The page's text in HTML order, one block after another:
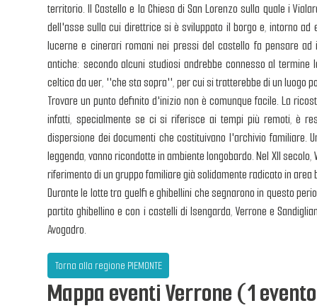
territorio. Il Castello e la Chiesa di San Lorenzo sulla quale i
dell'asse sulla cui direttrice si è sviluppato il borgo e, intorno
lucerne e cinerari romani nei pressi del castello fa pensare
antiche: secondo alcuni studiosi andrebbe connesso al
celtica da uer, ''che sta sopra'', per cui si tratterebbe di un luogo
Trovare un punto definito d'inizio non è comunque facile. La
infatti, specialmente se ci si riferisce ai tempi più remoti, è
dispersione dei documenti che costituivano l'archivio familiare.
leggenda, vanno ricondotte in ambiente longobardo. Nel XII
riferimento di un gruppo familiare già solidamente radicato in
Durante le lotte tra guelfi e ghibellini che segnarono in questo
partito ghibellino e con i castelli di Isengarda, Verrone e
Avogadro.
Torna alla regione PIEMONTE
Mappa eventi Verrone (1